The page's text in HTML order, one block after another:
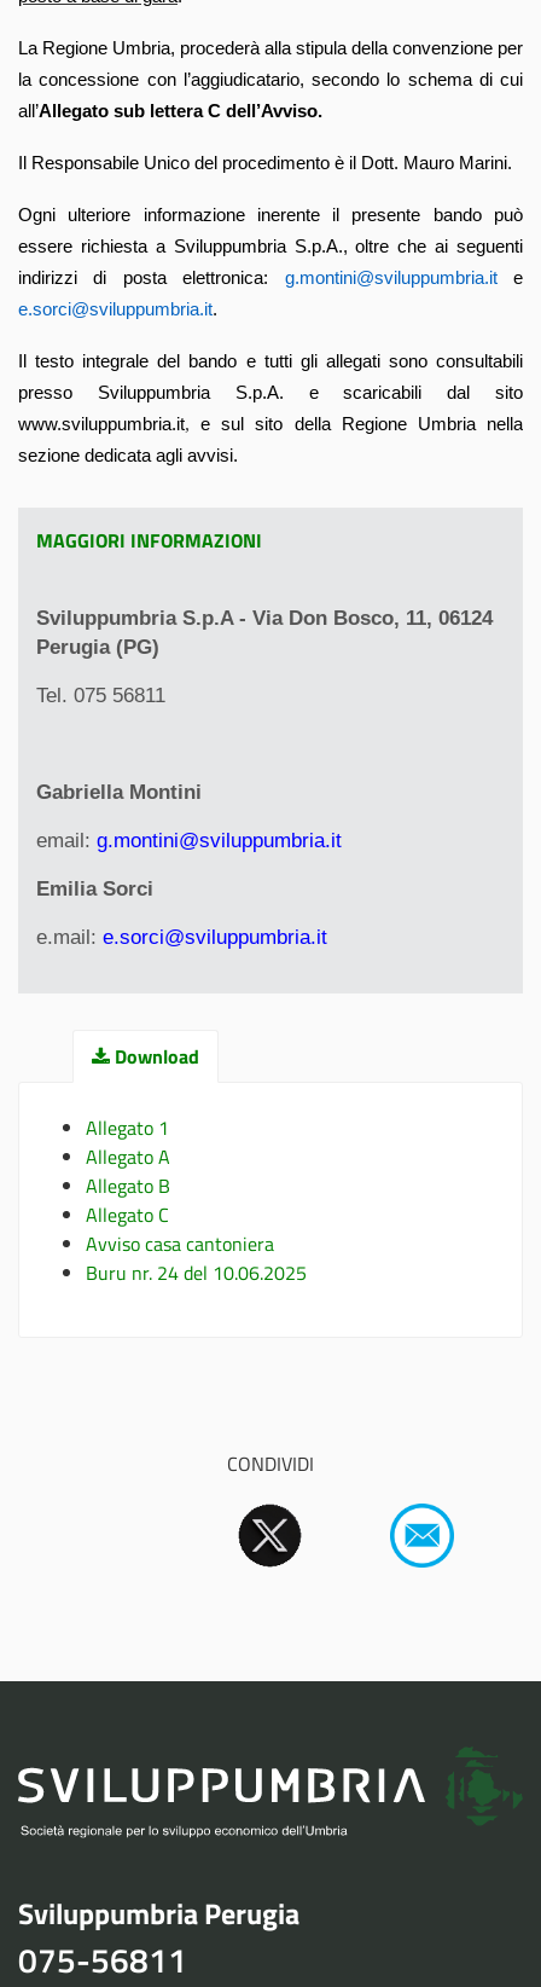
La Regione Umbria, procederà alla stipula della convenzione per
la concessione con l’aggiudicatario, secondo lo schema di cui
all’Allegato sub lettera C dell’Avviso.
Il Responsabile Unico del procedimento è il Dott. Mauro Marini.
Ogni ulteriore informazione inerente il presente bando può
essere richiesta a Sviluppumbria S.p.A., oltre che ai seguenti
indirizzi di posta elettronica: g.montini@sviluppumbria.ite
e.sorci@sviluppumbria.it.
Il testo integrale del bando e tutti gli allegati sono consultabili
presso Sviluppumbria S.p.A. e scaricabili dal sito
www.sviluppumbria.it, e sul sito della Regione Umbria nella
sezione dedicata agli avvisi.
MAGGIORI INFORMAZIONI
Sviluppumbria S.p.A - Via Don Bosco, 11, 06124
Perugia (PG)
Tel. 075 56811
Gabriella Montini
email: g.montini@sviluppumbria.it
Emilia Sorci
e.mail: e.sorci@sviluppumbria.it
Download
Allegato 1
Allegato A
Allegato B
Allegato C
Avviso casa cantoniera
Buru nr. 24 del 10.06.2025
CONDIVIDI
Sviluppumbria Perugia
075-56811